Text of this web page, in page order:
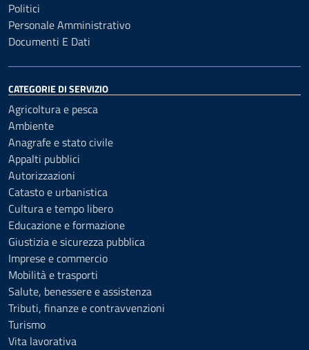
Politici
Personale Amministrativo
Documenti E Dati
CATEGORIE DI SERVIZIO
Agricoltura e pesca
Ambiente
Anagrafe e stato civile
Appalti pubblici
Autorizzazioni
Catasto e urbanistica
Cultura e tempo libero
Educazione e formazione
Giustizia e sicurezza pubblica
Imprese e commercio
Mobilità e trasporti
Salute, benessere e assistenza
Tributi, finanze e contravvenzioni
Turismo
Vita lavorativa